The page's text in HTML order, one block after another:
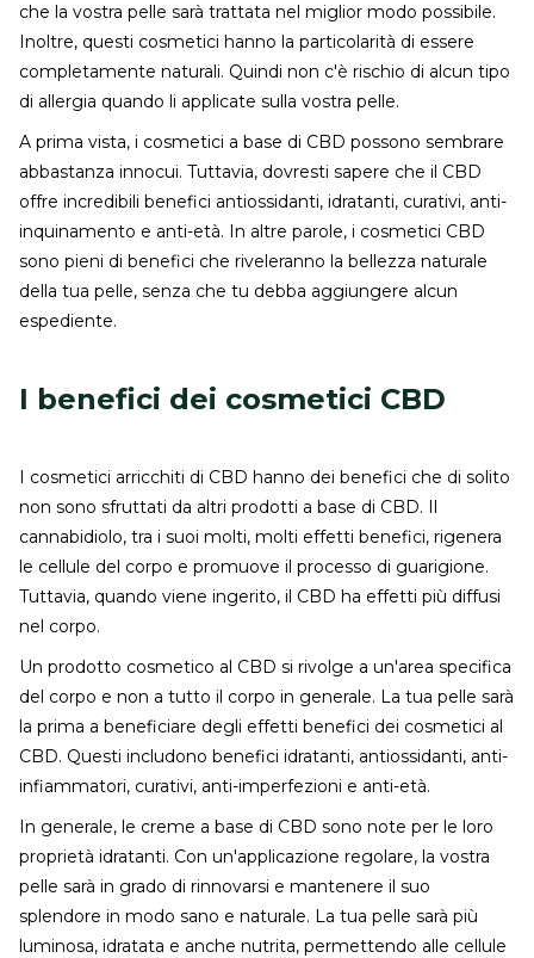
che la vostra pelle sarà trattata nel miglior modo possibile.
Inoltre, questi cosmetici hanno la particolarità di essere
completamente naturali. Quindi non c'è rischio di alcun tipo
di allergia quando li applicate sulla vostra pelle.
A prima vista, i cosmetici a base di CBD possono sembrare
abbastanza innocui. Tuttavia, dovresti sapere che il CBD
offre incredibili benefici antiossidanti, idratanti, curativi, anti-
inquinamento e anti-età. In altre parole, i cosmetici CBD
sono pieni di benefici che riveleranno la bellezza naturale
della tua pelle, senza che tu debba aggiungere alcun
espediente.
I benefici dei cosmetici CBD
I cosmetici arricchiti di CBD hanno dei benefici che di solito
non sono sfruttati da altri prodotti a base di CBD. Il
cannabidiolo, tra i suoi molti, molti effetti benefici, rigenera
le cellule del corpo e promuove il processo di guarigione.
Tuttavia, quando viene ingerito, il CBD ha effetti più diffusi
nel corpo.
Un prodotto cosmetico al CBD si rivolge a un'area specifica
del corpo e non a tutto il corpo in generale. La tua pelle sarà
la prima a beneficiare degli effetti benefici dei cosmetici al
CBD. Questi includono benefici idratanti, antiossidanti, anti-
infiammatori, curativi, anti-imperfezioni e anti-età.
In generale, le creme a base di CBD sono note per le loro
proprietà idratanti. Con un'applicazione regolare, la vostra
pelle sarà in grado di rinnovarsi e mantenere il suo
splendore in modo sano e naturale. La tua pelle sarà più
luminosa, idratata e anche nutrita, permettendo alle cellule